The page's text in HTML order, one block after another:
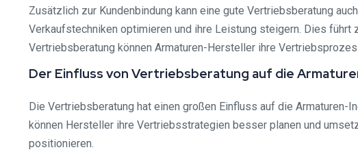
Zusätzlich zur Kundenbindung kann eine gute Vertriebsberatung
Verkaufstechniken optimieren und ihre Leistung steigern. Dies
Vertriebsberatung können Armaturen-Hersteller ihre
Der Einfluss von Vertriebsberatung auf die
Die Vertriebsberatung hat einen großen Einfluss auf die
können Hersteller ihre Vertriebsstrategien besser planen und
positionieren.